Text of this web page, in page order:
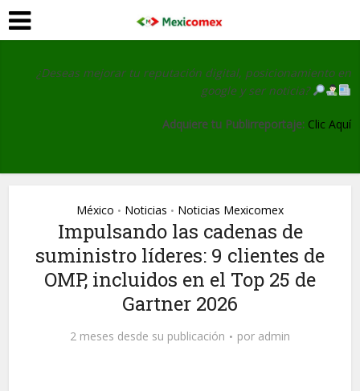
¿Deseas mejorar tu reputación digital, posicionamiento en
google y ser noticia?
Adquiere tu Publirreportaje: Clic Aquí
México • Noticias • Noticias Mexicomex
Impulsando las cadenas de
suministro líderes: 9 clientes de
OMP, incluidos en el Top 25 de
Gartner 2026
2 meses desde su publicación por admin